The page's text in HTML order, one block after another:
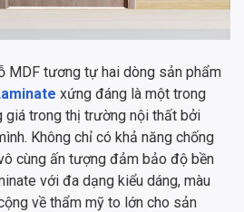
MDF tương tự hai dòng sản phẩm
xứng đáng là một trong
giá trong thị trường nội thất bởi
Không chỉ có khả năng chống
cùng ấn tượng đảm bảo độ bền
với đa dạng kiểu dáng, màu
về thẩm mỹ to lớn cho sản